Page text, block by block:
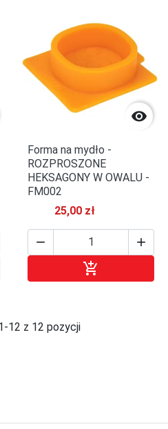

Forma na mydło -
ROZPROSZONE
HEKSAGONY W OWALU -
FM002
25,00 zł
 

12 z 12 pozycji